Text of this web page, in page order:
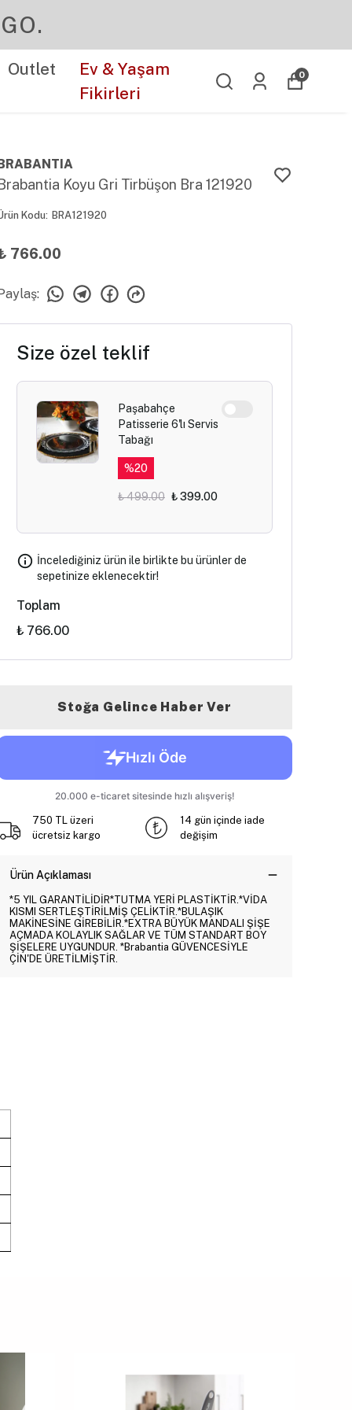
Outlet
Ev & Yaşam
Fikirleri
0
Brabantia Koyu Gri Tirbüşon Bra 121920
Kodu: BRA121920
766.00
:
Size özel teklif
Paşabahçe
Patisserie 6'lı Servis
Tabağı
%20
₺ 499.00 ₺ 399.00
İncelediğiniz ürün ile birlikte bu ürünler de
sepetinize eklenecektir!
Toplam
₺ 766.00
Stoğa Gelince Haber Ver
750 TL üzeri
ücretsiz kargo
14 gün içinde iade
değişim
Ürün Açıklaması
*5 YIL GARANTİLİDİR*TUTMA YERİ PLASTİKTİR.*VİDA
KISMI SERTLEŞTİRİLMİŞ ÇELİKTİR.*BULAŞIK
MAKİNESİNE GİREBİLİR.*EXTRA BÜYÜK MANDALI ŞİŞE
AÇMADA KOLAYLIK SAĞLAR VE TÜM STANDART BOY
ŞİŞELERE UYGUNDUR. *Brabantia GÜVENCESİYLE
ÇİN'DE ÜRETİLMİŞTİR.